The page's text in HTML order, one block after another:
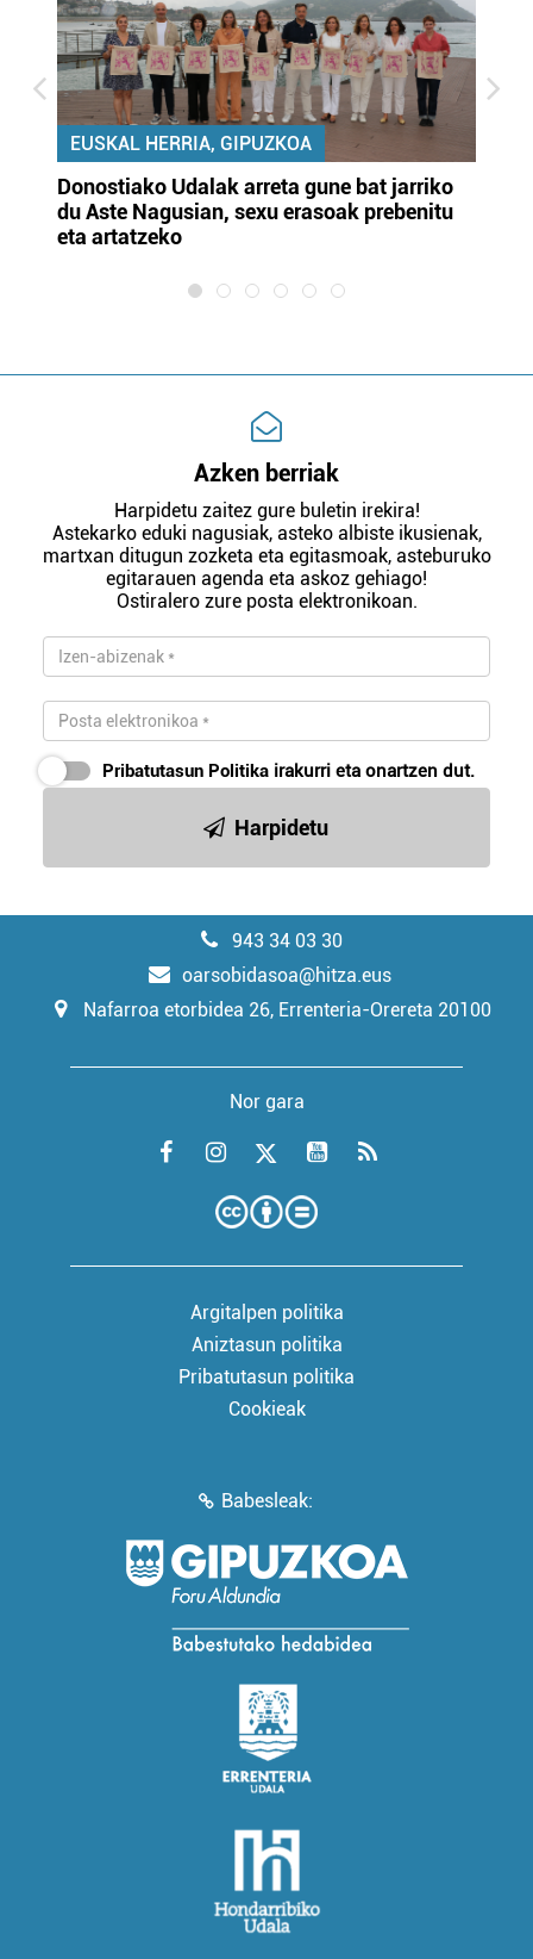
EUSKAL HERRIA, GIPUZKOA
Donostiako Udalak arreta gune bat jarriko
du Aste Nagusian, sexu erasoak prebenitu
eta artatzeko
Azken berriak
Harpidetu zaitez gure buletin irekira!
Astekarko eduki nagusiak, asteko albiste ikusienak,
martxan ditugun zozketa eta egitasmoak, asteburuko
egitarauen agenda eta askoz gehiago!
Ostiralero zure posta elektronikoan.
Pribatutasun Politika irakurri eta onartzen dut.
Harpidetu
943 34 03 30
oarsobidasoa@hitza.eus
Nafarroa etorbidea 26, Errenteria-Orereta 20100
Nor gara
Argitalpen politika
Aniztasun politika
Pribatutasun politika
Cookieak
Babesleak: